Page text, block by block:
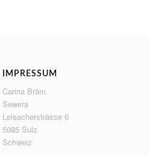
IMPRESSUM
Carina Bräm
Sewera
Leisacherstrasse 6
5085 Sulz
Schweiz